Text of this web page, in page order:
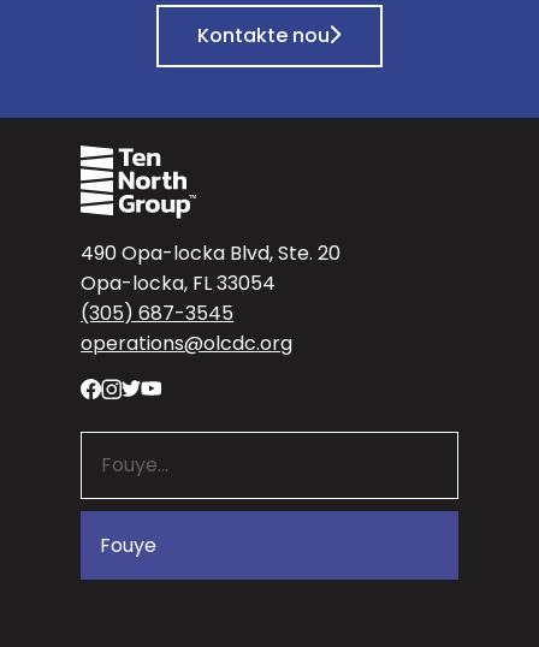
Kontakte nou
490 Opa-locka Blvd, Ste. 20
Opa-locka, FL 33054
(305) 687-3545
operations@olcdc.org